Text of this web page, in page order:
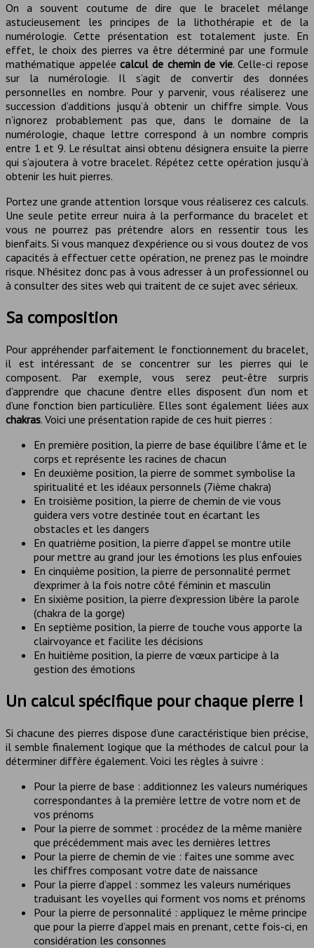
On a souvent coutume de dire que le bracelet mélange
astucieusement les principes de la lithothérapie et de la
numérologie. Cette présentation est totalement juste. En
effet, le choix des pierres va être déterminé par une formule
mathématique appeléecalcul de chemin de vie. Celle-ci repose
sur la numérologie. Il s’agit de convertir des données
personnelles en nombre. Pour y parvenir, vous réaliserez une
succession d’additions jusqu’à obtenir un chiffre simple. Vous
n’ignorez probablement pas que, dans le domaine de la
numérologie, chaque lettre correspond à un nombre compris
entre 1 et 9. Le résultat ainsi obtenu désignera ensuite la pierre
qui s’ajoutera à votre bracelet. Répétez cette opération jusqu’à
obtenir les huit pierres.
Portez une grande attention lorsque vous réaliserez ces calculs.
Une seule petite erreur nuira à la performance du bracelet et
vous ne pourrez pas prétendre alors en ressentir tous les
bienfaits. Si vous manquez d’expérience ou si vous doutez de vos
capacités à effectuer cette opération, ne prenez pas le moindre
risque. N’hésitez donc pas à vous adresser à un professionnel ou
à consulter des sites web qui traitent de ce sujet avec sérieux.
Sa composition
Pour appréhender parfaitement le fonctionnement du bracelet,
il est intéressant de se concentrer sur les pierres qui le
composent. Par exemple, vous serez peut-être surpris
d’apprendre que chacune d’entre elles disposent d’un nom et
d’une fonction bien particulière. Elles sont également liées aux
chakras. Voici une présentation rapide de ces huit pierres :
En première position, la pierre de base équilibre l’âme et le
corps et représente les racines de chacun
En deuxième position, la pierre de sommet symbolise la
spiritualité et les idéaux personnels (7ième chakra)
En troisième position, la pierre de chemin de vie vous
guidera vers votre destinée tout en écartant les
obstacles et les dangers
En quatrième position, la pierre d’appel se montre utile
pour mettre au grand jour les émotions les plus enfouies
En cinquième position, la pierre de personnalité permet
d’exprimer à la fois notre côté féminin et masculin
En sixième position, la pierre d’expression libère la parole
(chakra de la gorge)
En septième position, la pierre de touche vous apporte la
clairvoyance et facilite les décisions
En huitième position, la pierre de vœux participe à la
gestion des émotions
Un calcul spécifique pour chaque pierre !
Si chacune des pierres dispose d’une caractéristique bien précise,
il semble finalement logique que la méthodes de calcul pour la
déterminer diffère également. Voici les règles à suivre :
Pour la pierre de base : additionnez les valeurs numériques
correspondantes à la première lettre de votre nom et de
vos prénoms
Pour la pierre de sommet : procédez de la même manière
que précédemment mais avec les dernières lettres
Pour la pierre de chemin de vie : faites une somme avec
les chiffres composant votre date de naissance
Pour la pierre d’appel : sommez les valeurs numériques
traduisant les voyelles qui forment vos noms et prénoms
Pour la pierre de personnalité : appliquez le même principe
que pour la pierre d’appel mais en prenant, cette fois-ci, en
considération les consonnes